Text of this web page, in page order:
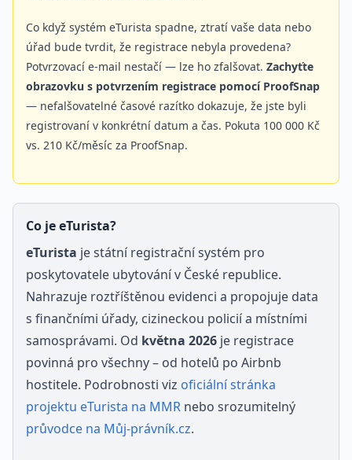
Co když systém eTurista spadne, ztratí vaše data nebo
úřad bude tvrdit, že registrace nebyla provedena?
Potvrzovací e-mail nestačí — lze ho zfalšovat. Zachyťte
obrazovku s potvrzením registrace pomocí ProofSnap
— nefalšovatelné časové razítko dokazuje, že jste byli
registrovaní v konkrétní datum a čas. Pokuta 100 000 Kč
vs. 210 Kč/měsíc za ProofSnap.
Co je eTurista?
eTurista je státní registrační systém pro
poskytovatele ubytování v České republice.
Nahrazuje roztříštěnou evidenci a propojuje data
s finančními úřady, cizineckou policií a místními
samosprávami. Od května 2026 je registrace
povinná pro všechny – od hotelů po Airbnb
hostitele. Podrobnosti viz oficiální stránka
projektu eTurista na MMR nebo srozumitelný
průvodce na Můj-právník.cz.